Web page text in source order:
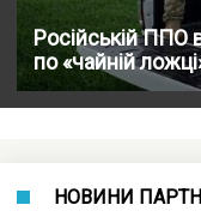
Російській ППО
по «чайній
НОВИНИ